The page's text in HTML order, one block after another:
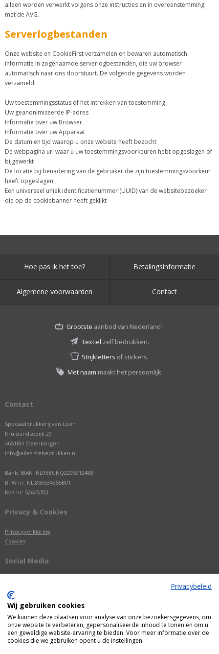
alleen worden verwerkt volgens onze instructies en in overeenstemming
met de AVG.
Serverlogbestanden
Onze website en CookieFirst verzamelen en bewaren automatisch
informatie in zogenaamde serverlogbestanden, die uw browser
automatisch naar ons doorstuurt. De volgende gegevens worden
verzameld:
Uw toestemmingsstatus of het intrekken van toestemming
Uw geanonimiseerde IP-adres
Informatie over uw Browser
Informatie over uw Apparaat
De datum en tijd waarop u onze website heeft bezocht
De webpagina url waar u uw toestemmingsvoorkeuren hebt opgeslagen of
bijgewerkt
De locatie bij benadering van de gebruiker die zijn toestemmingsvoorkeur
heeft opgeslagen
Een universeel uniek identificatienummer (UUID) van de websitebezoeker
die op de cookiebanner heeft geklikt
Hoe pas ik het toe? Betalingsinformatie
Algemene voorwaarden Contact
Grootste aanbod van Nederland !
Textiel zelf bedrukken.
Strijkletters of stickers.
Met naam maakt het persoonlijk.
Contact
Speciaaldrukkerij van Loon
Kruislandsedijk 29
4651RH Steenbergen
info@allesistebedrukken.nl
Bank: IBAN NL96BUNQ2205912488
BTW nr: NL.850534355B01
KvK nr: 52645703
Privacy & Cookies
Privacyverklaring
Cookies
Social Media
Privacybeleid
Wij gebruiken cookies
We kunnen deze plaatsen voor analyse van onze bezoekersgegevens, om
onze website te verbeteren, gepersonaliseerde inhoud te tonen en om u
een geweldige website-ervaring te bieden. Voor meer informatie over de
cookies die we gebruiken opent u de instellingen.